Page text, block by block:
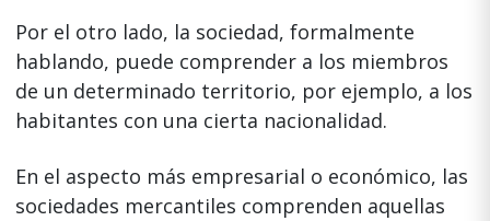
Por el otro lado, la sociedad, formalmente
hablando, puede comprender a los miembros
de un determinado territorio, por ejemplo, a los
habitantes con una cierta nacionalidad.
En el aspecto más empresarial o económico, las
sociedades mercantiles comprenden aquellas